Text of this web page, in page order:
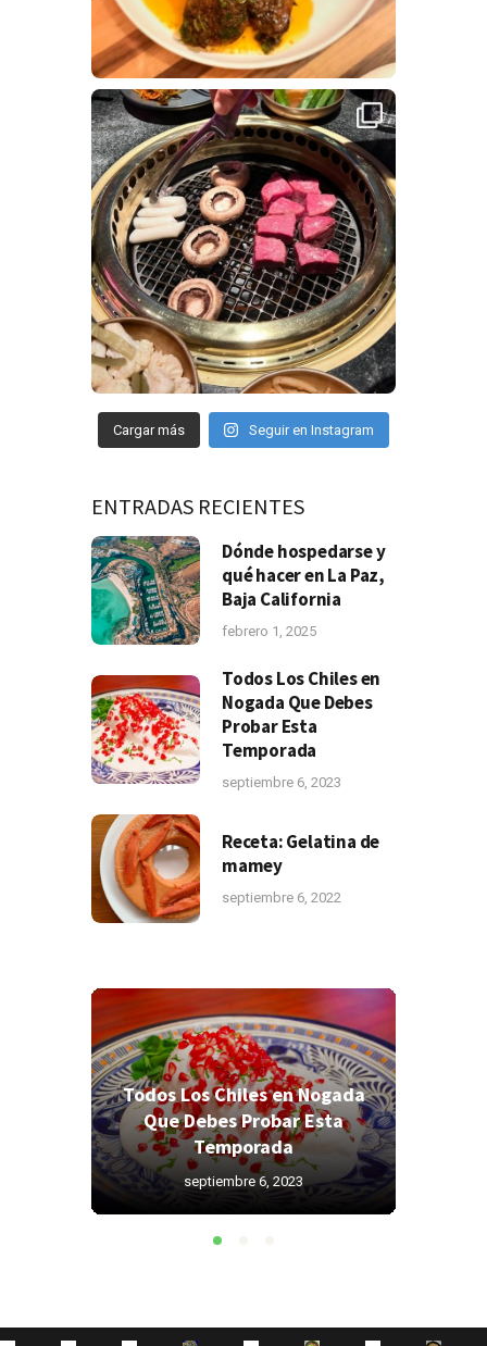
Cargar más Seguir en Instagram
ENTRADAS RECIENTES
Dónde hospedarse y
qué hacer en La Paz,
Baja California
febrero 1, 2025
Todos Los Chiles en
Nogada Que Debes
Probar Esta
Temporada
septiembre 6, 2023
Receta: Gelatina de
mamey
septiembre 6, 2022
Todos Los Chiles en Nogada
Que Debes Probar Esta
Temporada
septiembre 6, 2023